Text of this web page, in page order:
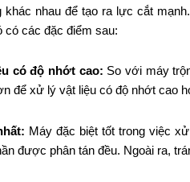
khác nhau để tạo ra lực cắt
có các đặc điểm sau:
có độ nhớt cao: So với máy
để xử lý vật liệu có độ nhớt cao
Máy đặc biệt tốt trong việc
được phân tán đều. Ngoài ra,